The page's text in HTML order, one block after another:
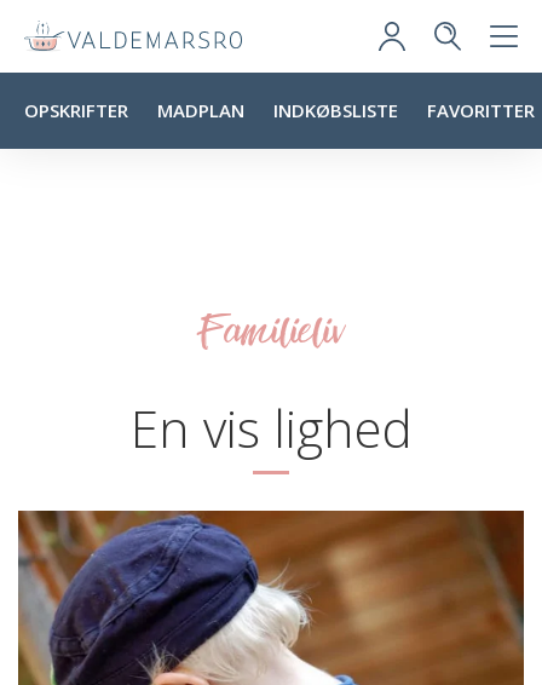
OPSKRIFTER MADPLAN INDKØBSLISTE FAVORITTER
Familieliv
En vis lighed